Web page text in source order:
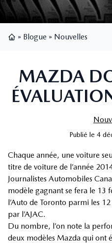
» Blogue » Nouvelles
MAZDA
Publié le 4
Chaque année, une voiture
titre de voiture de l’année
Journalistes Automobiles
modèle gagnant se fera le 13
l’Auto de Toronto parmi les
par l’AJAC.
Du nombre, l’on note la
deux modèles Mazda qui ont